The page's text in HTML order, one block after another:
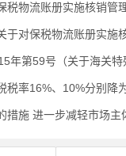
流账册实施核销管理的公告
保税物流账册实施核销管理的
关于海关特殊监管区域内保税维修业务有
税率16%、10%分别降
措施 进一步减轻市场主